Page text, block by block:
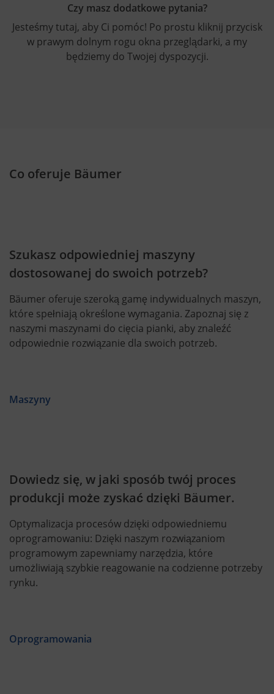
Czy masz dodatkowe pytania?
Jesteśmy tutaj, aby Ci pomóc! Po prostu kliknij przycisk
w prawym dolnym rogu okna przeglądarki, a my
będziemy do Twojej dyspozycji.
Co oferuje Bäumer
Szukasz odpowiedniej maszyny
dostosowanej do swoich potrzeb?
Bäumer oferuje szeroką gamę indywidualnych maszyn,
które spełniają określone wymagania. Zapoznaj się z
naszymi maszynami do cięcia pianki, aby znaleźć
odpowiednie rozwiązanie dla swoich potrzeb.
Maszyny
Dowiedz się, w jaki sposób twój proces
produkcji może zyskać dzięki Bäumer.
Optymalizacja procesów dzięki odpowiedniemu
oprogramowaniu: Dzięki naszym rozwiązaniom
programowym zapewniamy narzędzia, które
umożliwiają szybkie reagowanie na codzienne potrzeby
rynku.
Oprogramowania